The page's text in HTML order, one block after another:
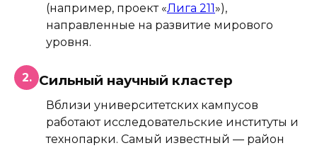
(например, проект «Лига 211»),
направленные на развитие мирового
уровня.
2. Сильный научный кластер
Вблизи университетских кампусов
работают исследовательские институты и
технопарки. Самый известный — район